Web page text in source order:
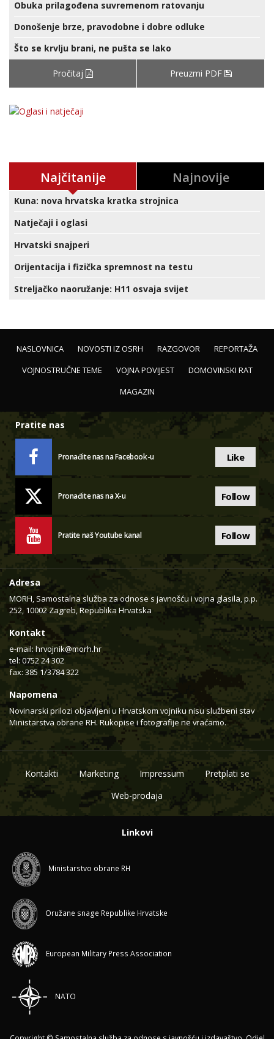
Obuka prilagođena suvremenom ratovanju
Donošenje brze, pravodobne i dobre odluke
Što se krvlju brani, ne pušta se lako
Pročitaj Preuzmi PDF
Najčitanije Najnovije
Kuna: nova hrvatska kratka strojnica
Natječaji i oglasi
Hrvatski snajperi
Orijentacija i fizička spremnost na testu
Streljačko naoružanje: H11 osvaja svijet
NASLOVNICA NOVOSTI IZ OSRH RAZGOVOR
REPORTAŽA
VOJNOSTRUČNE TEME
VOJNA POVIJEST
DOMOVINSKI RAT
MAGAZIN
Pratite nas
Pronađite nas na Facebook-u Like
Pronađite nas na X-u Follow
Pratite naš Youtube kanal Follow
Adresa
MORH, Samostalna služba za odnose s javnošću i vojna glasila, p.p.
252, 10002 Zagreb, Republika Hrvatska
Kontakt
e-mail: hrvojnik@morh.hr
tel: 0752 24 302
fax: 385 1/3784 322
Napomena
Novinarski prilozi objavljeni u Hrvatskom vojniku nisu službeni stav
Ministarstva obrane RH. Rukopise i fotografije ne vraćamo.
Kontakti Marketing Impressum
Pretplati se
Web-prodaja
Linkovi
Ministarstvo obrane RH
Oružane snage Republike Hrvatske
European Military Press Association
NATO